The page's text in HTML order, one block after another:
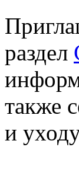
раздел
также
и